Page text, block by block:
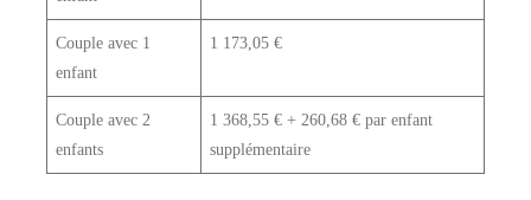
Couple avec 1
enfant
1 173,05 €
Couple avec 2
enfants
1 368,55 € + 260,68 € par enfant
supplémentaire